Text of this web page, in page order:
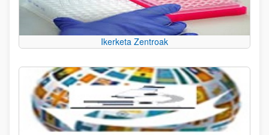
Ikerketa Zentroak